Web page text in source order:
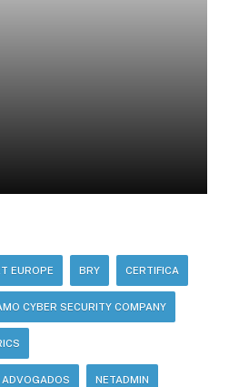
EUROPE BRY CERTIFICA
CYBER SECURITY COMPANY
NETADMIN